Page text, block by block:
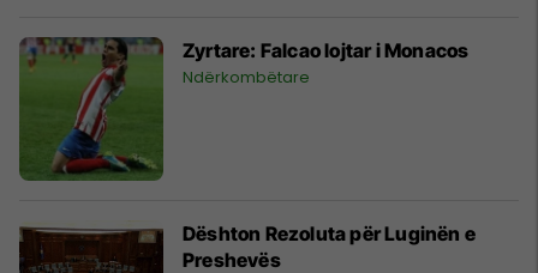
Zyrtare: Falcao lojtar i Monacos
Ndërkombëtare
Dështon Rezoluta për Luginën e
Preshevës